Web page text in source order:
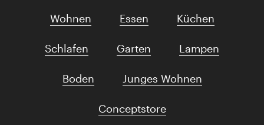
Wohnen Essen Küchen
Schlafen Garten Lampen
Boden Junges Wohnen
Conceptstore